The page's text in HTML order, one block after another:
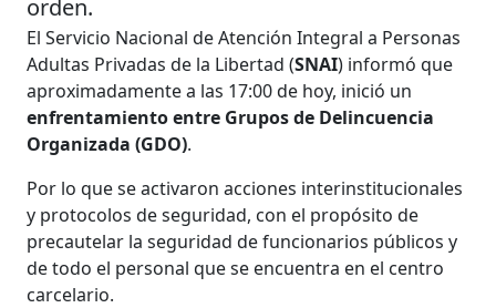
orden.
El Servicio Nacional de Atención Integral a Personas
Adultas Privadas de la Libertad (SNAI) informó que
aproximadamente a las 17:00 de hoy, inició un
enfrentamiento entre Grupos de Delincuencia
Organizada (GDO).
Por lo que se activaron acciones interinstitucionales
y protocolos de seguridad, con el propósito de
precautelar la seguridad de funcionarios públicos y
de todo el personal que se encuentra en el centro
carcelario.